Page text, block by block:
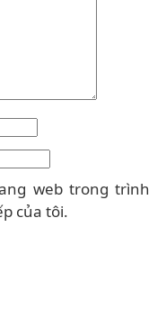
web trong trình
của tôi.